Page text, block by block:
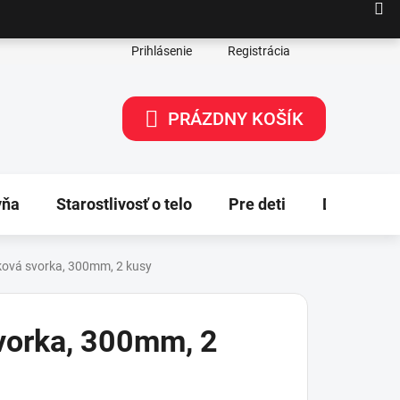
Prihlásenie Registrácia
NÁKUPNÝ
PRÁZDNY KOŠÍK
Starostlivosť o telo Pre deti Dekorácie
svorka, 300mm, 2 kusy
300mm, 2